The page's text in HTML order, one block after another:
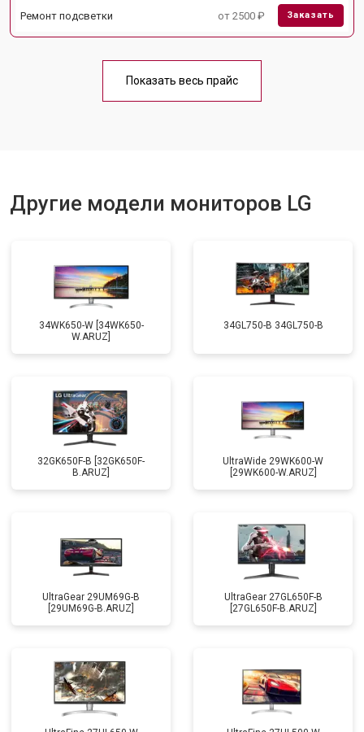
Ремонт подсветки от 2500 ₽ Заказать
Показать весь прайс
Другие модели мониторов LG
34WK650-W [34WK650-
W.ARUZ]
34GL750-B 34GL750-B
32GK650F-B [32GK650F-
B.ARUZ]
UltraWide 29WK600-W
[29WK600-W.ARUZ]
UltraGear 29UM69G-B
[29UM69G-B.ARUZ]
UltraGear 27GL650F-B
[27GL650F-B.ARUZ]